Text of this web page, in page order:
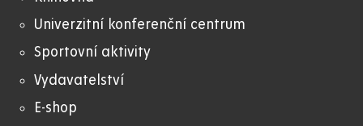
Univerzitní konferenční centrum
Sportovní aktivity
Vydavatelství
E-shop